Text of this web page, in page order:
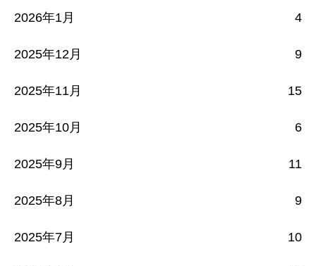
2026年1月 4
2025年12月 9
2025年11月 15
2025年10月 6
2025年9月 11
2025年8月 9
2025年7月 10